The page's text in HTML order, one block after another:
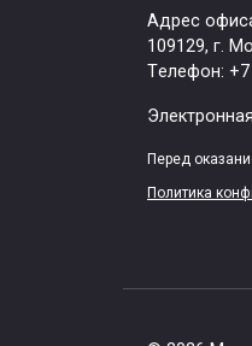
Адрес
109129, г.
Tелефон:
Перед
Политика